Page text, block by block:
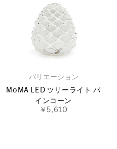
バリエーション
MoMA LED ツリーライト パ
インコーン
￥5,610